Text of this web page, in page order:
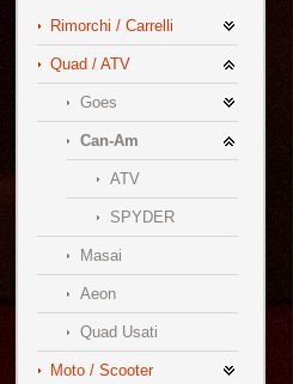
Rimorchi / Carrelli
Quad / ATV
Goes
Can-Am
ATV
SPYDER
Masai
Aeon
Quad Usati
Moto / Scooter